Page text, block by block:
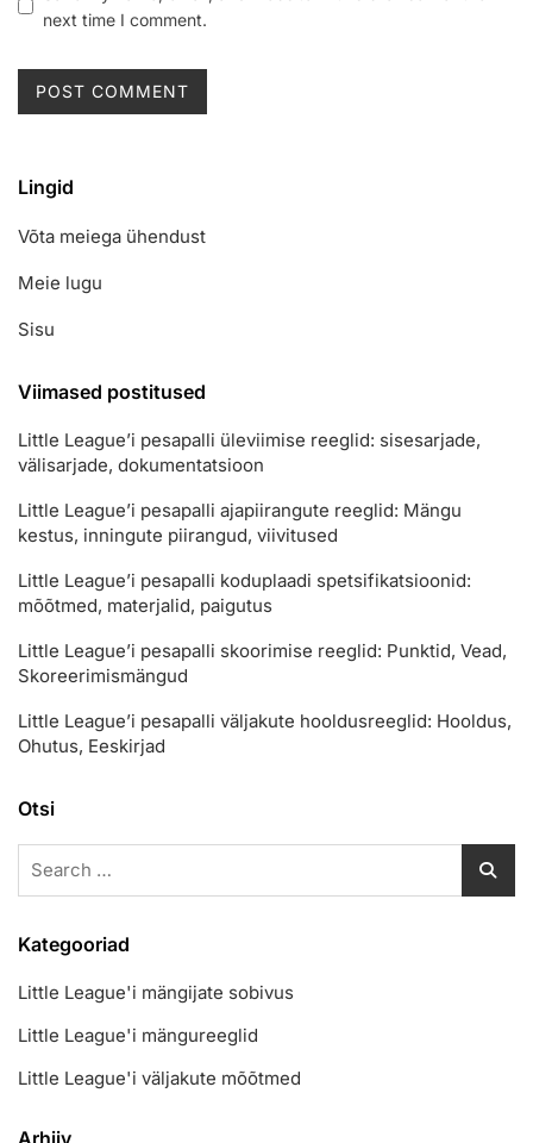
next time I comment.
Lingid
Võta meiega ühendust
Meie lugu
Sisu
Viimased postitused
Little League’i pesapalli üleviimise reeglid: sisesarjade,
välisarjade, dokumentatsioon
Little League’i pesapalli ajapiirangute reeglid: Mängu
kestus, inningute piirangud, viivitused
Little League’i pesapalli koduplaadi spetsifikatsioonid:
mõõtmed, materjalid, paigutus
Little League’i pesapalli skoorimise reeglid: Punktid, Vead,
Skoreerimismängud
Little League’i pesapalli väljakute hooldusreeglid: Hooldus,
Ohutus, Eeskirjad
Otsi
Kategooriad
Little League'i mängijate sobivus
Little League'i mängureeglid
Little League'i väljakute mõõtmed
Arhiiv